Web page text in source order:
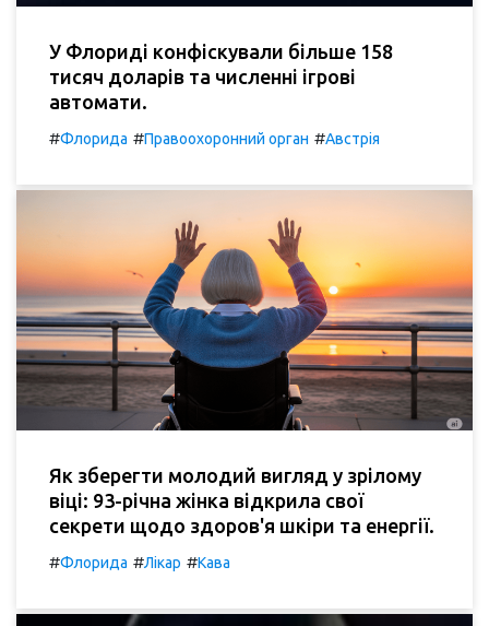
У Флориді конфіскували більше 158
тисяч доларів та численні ігрові
автомати.
#Флорида #Правоохоронний орган #Австрія
Як зберегти молодий вигляд у зрілому
віці: 93-річна жінка відкрила свої
секрети щодо здоров'я шкіри та енергії.
#Флорида #Лікар #Кава